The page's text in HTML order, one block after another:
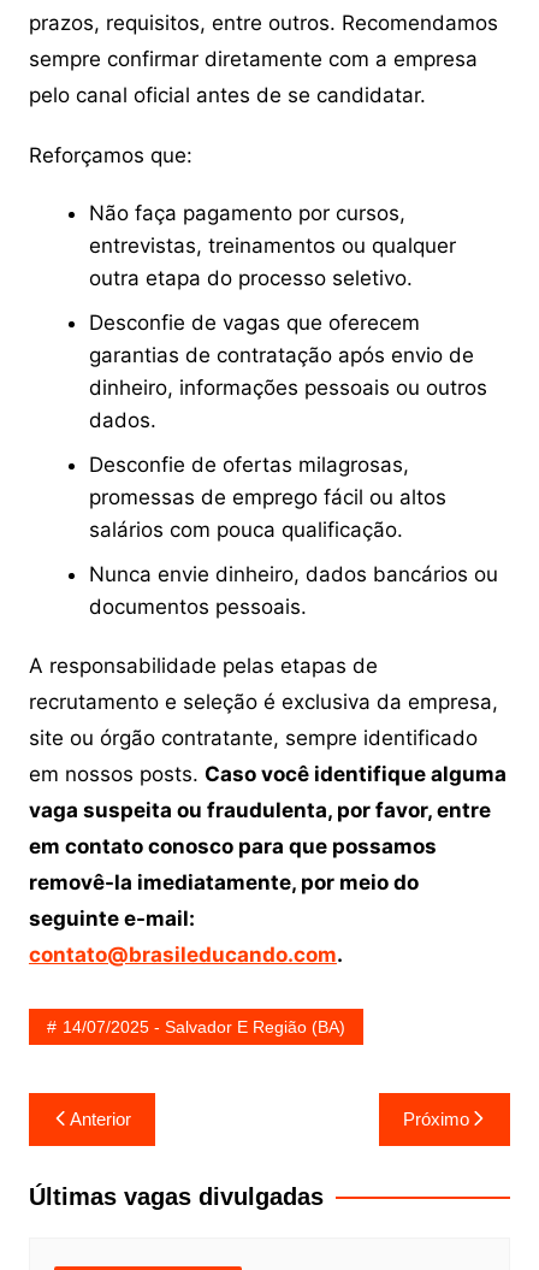
prazos, requisitos, entre outros. Recomendamos
sempre confirmar diretamente com a empresa
pelo canal oficial antes de se candidatar.
Reforçamos que:
Não faça pagamento por cursos,
entrevistas, treinamentos ou qualquer
outra etapa do processo seletivo.
Desconfie de vagas que oferecem
garantias de contratação após envio de
dinheiro, informações pessoais ou outros
dados.
Desconfie de ofertas milagrosas,
promessas de emprego fácil ou altos
salários com pouca qualificação.
Nunca envie dinheiro, dados bancários ou
documentos pessoais.
A responsabilidade pelas etapas de
recrutamento e seleção é exclusiva da empresa,
site ou órgão contratante, sempre identificado
em nossos posts. Caso você identifique alguma
vaga suspeita ou fraudulenta, por favor, entre
em contato conosco para que possamos
removê-la imediatamente, por meio do
seguinte e-mail:
contato@brasileducando.com.
14/07/2025 - Salvador E Região (BA)
Navegação
de
Post
Anterior Próximo
Últimas vagas divulgadas